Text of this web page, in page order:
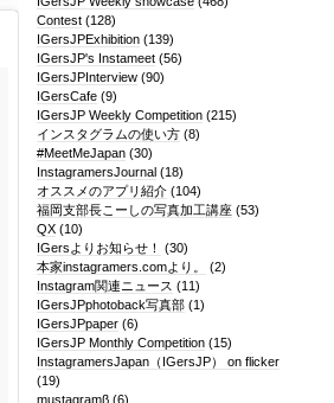
Contest(128)
IGersJPExhibition(139)
IGersJP's Instameet(56)
IGersJPInterview(90)
IGersCafe(9)
IGersJP Weekly Competition(215)
インスタグラムの使い方(8)
#MeetMeJapan(30)
InstagramersJournal(18)
オススメのアプリ紹介(104)
福岡支部長こーしの写真加工講座(53)
QX(10)
IGersよりお知らせ！
(30)
本家instagramers.comより。
(2)
Instagram関連ニュース (11)
IGersJPphotoback写真部(1)
IGersJPpaper(6)
IGersJP Monthly Competition(15)
InstagramersJapan（IGersJP） on flicker
(19)
mustagramβ(6)